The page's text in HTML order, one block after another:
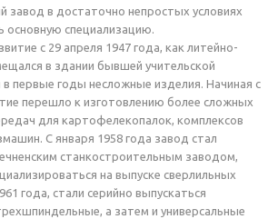
завод в достаточно непростых условиях
основную специализацию.
с 29 апреля 1947 года, как литейно-
в здании бывшей учительской
в первые годы несложные изделия. Начиная с
перешло к изготовлению более сложных
для картофелекопалок, комплексов
С января 1958 года завод стал
станкостроительным заводом,
на выпуске сверлильных
года, стали серийно выпускаться
а затем и универсальные